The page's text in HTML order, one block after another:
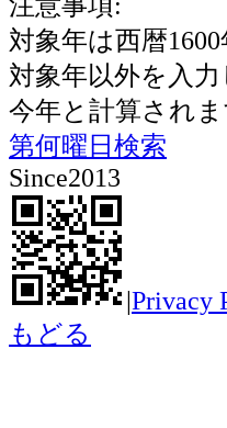
対象年は西暦1600
対象年以外を入
今年と計算されま
第何曜日検索
Since2013
|Privacy
もどる